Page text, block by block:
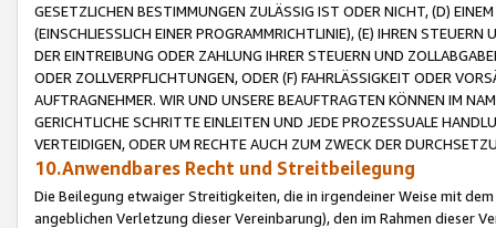
GESETZLICHEN BESTIMMUNGEN ZULÄSSIG IST ODER NICHT, (D)
(EINSCHLIESSLICH EINER PROGRAMMRICHTLINIE), (E) IHREN
DER EINTREIBUNG ODER ZAHLUNG IHRER STEUERN UND
ODER ZOLLVERPFLICHTUNGEN, ODER (F) FAHRLÄSSIGKEIT ODER
AUFTRAGNEHMER. WIR UND UNSERE BEAUFTRAGTEN KÖNNEN IM
GERICHTLICHE SCHRITTE EINLEITEN UND JEDE PROZESSUALE
VERTEIDIGEN, ODER UM RECHTE AUCH ZUM ZWECK DER
10.Anwendbares Recht und Streitbeilegung
Die Beilegung etwaiger Streitigkeiten, die in irgendeiner Weise mit
angeblichen Verletzung dieser Vereinbarung), den im Rahmen dieser